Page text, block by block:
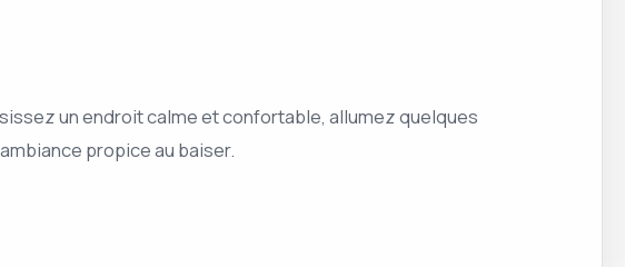
un endroit calme et confortable, allumez quelques
propice au baiser.